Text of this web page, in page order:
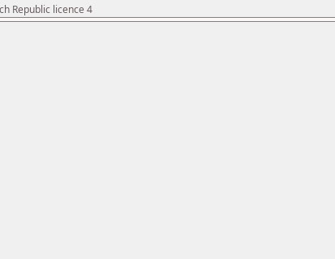
Republic licence 4